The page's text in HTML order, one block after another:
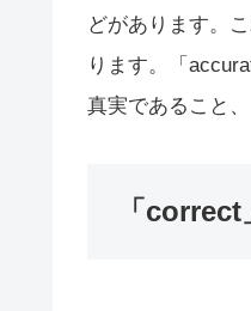
どがあります。
ります。「
真実であること
「